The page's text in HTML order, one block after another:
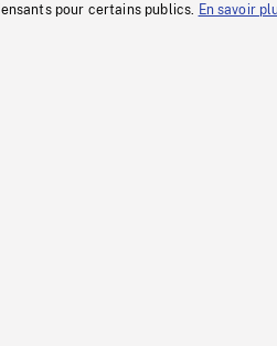
pour certains publics.
En savoir